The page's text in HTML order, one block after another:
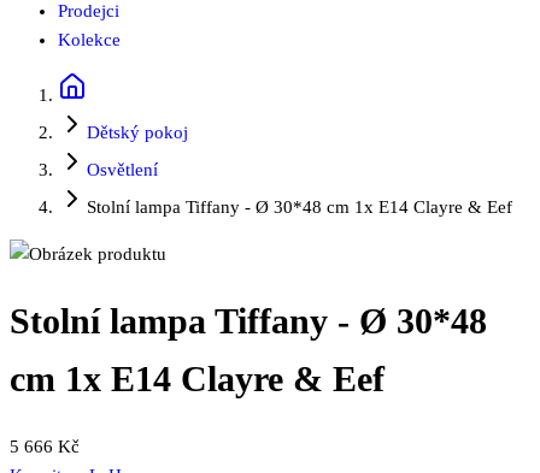
Prodejci
Kolekce
Dětský pokoj
Osvětlení
Stolní lampa Tiffany - Ø 30*48 cm 1x E14 Clayre & Eef
Stolní lampa Tiffany - Ø 30*48
cm 1x E14 Clayre & Eef
5 666 Kč